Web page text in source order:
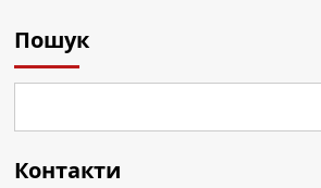
Пошук
Контакти